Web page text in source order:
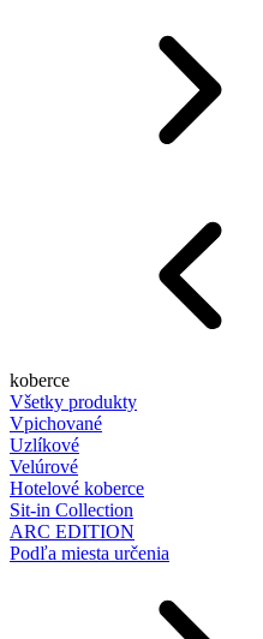
koberce
Všetky produkty
Vpichované
Uzlíkové
Velúrové
Hotelové koberce
Sit-in Collection
ARC EDITION
Podľa miesta určenia